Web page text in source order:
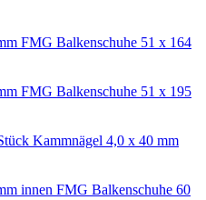
FMG Balkenschuhe 51 x 164
FMG Balkenschuhe 51 x 195
Kammnägel 4,0 x 40 mm
FMG Balkenschuhe 60